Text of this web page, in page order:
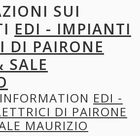
SUI
EDI - IMPIANTI
DI PAIRONE
SALE
EDI -
DI PAIRONE
MAURIZIO